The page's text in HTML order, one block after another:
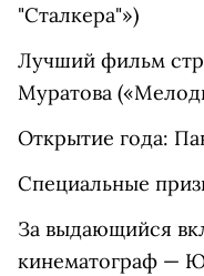
"Сталкера"»)
Лучший фильм
Муратова
Открытие года:
Специальные
За выдающийся
кинематограф —